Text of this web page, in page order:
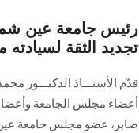
رئيس جامعة عين
تجديد الثقة لسيادته
قدّم الأستـــاذ الدكتـــور
أعضاء مجلس الجامعة وأعضاء
صابر، عضو مجلس جامعة